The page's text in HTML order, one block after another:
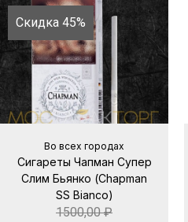
Скидка 45%
Во всех городах
Сигареты Чапман Супер
Слим Бьянко (Chapman
SS Bianco)
1500,00₽